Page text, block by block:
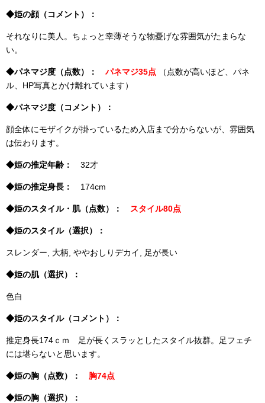
◆姫の顔（コメント）：
それなりに美人。ちょっと幸薄そうな物憂げな雰囲気がたまらな
い。
◆パネマジ度（点数）： パネマジ35点 （点数が高いほど、パネ
ル、HP写真とかけ離れています）
◆パネマジ度（コメント）：
顔全体にモザイクが掛っているため入店まで分からないが、雰囲気
は伝わります。
◆姫の推定年齢： 32才
◆姫の推定身長： 174cm
◆姫のスタイル・肌（点数）： スタイル80点
◆姫のスタイル（選択）：
スレンダー, 大柄, ややおしりデカイ, 足が長い
◆姫の肌（選択）：
色白
◆姫のスタイル（コメント）：
推定身長174ｃｍ 足が長くスラッとしたスタイル抜群。足フェチ
には堪らないと思います。
◆姫の胸（点数）： 胸74点
◆姫の胸（選択）：